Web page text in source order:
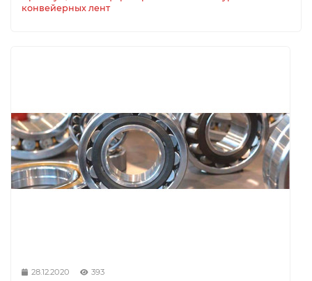
конвейерных лент
28.12.2020 393